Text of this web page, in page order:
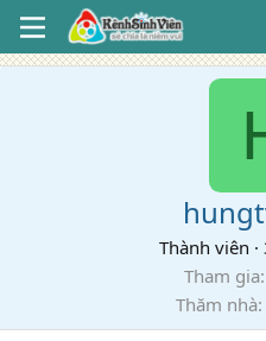
Thành viên ·
Tham gia
Thăm nhà